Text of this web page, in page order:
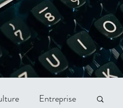
Entreprise